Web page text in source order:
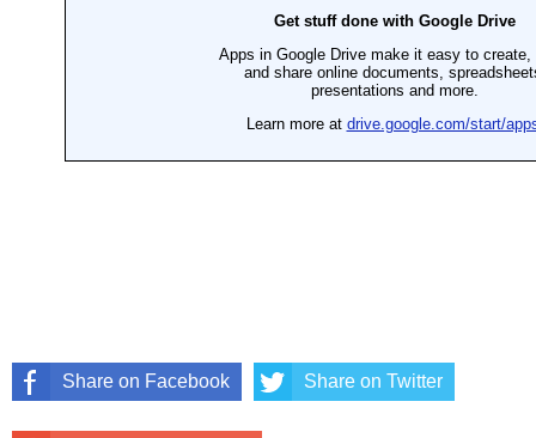
Share on Facebook Share on Twitter